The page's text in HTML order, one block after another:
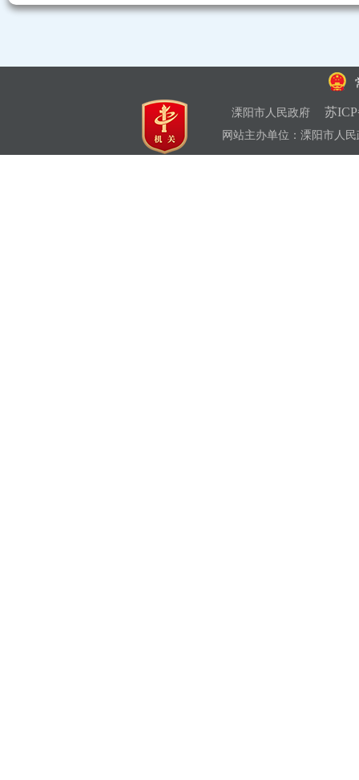
溧阳市人民政府 苏
网站主办单位：溧阳市人